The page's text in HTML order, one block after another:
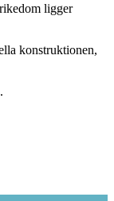
ligger
konstruktionen,